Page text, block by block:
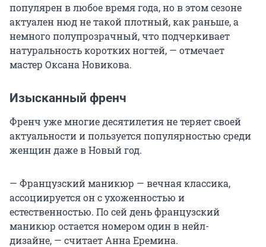
популярен в любое время года, но в этом сезоне
актуален нюд не такой плотный, как раньше, а
немного полупрозрачный, что подчеркивает
натуральность коротких ногтей, — отмечает
мастер Оксана Новикова.
Изысканный френч
Френч уже многие десятилетия не теряет своей
актуальности и пользуется популярностью среди
женщин даже в Новый год.
— Французский маникюр — вечная классика,
ассоциируется он с ухоженностью и
естественностью. По сей день французский
маникюр остается номером один в нейл-
дизайне, — считает Анна Еремина.